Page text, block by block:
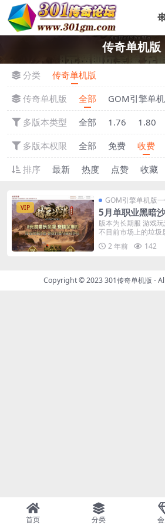
传奇单机版
分类
传奇单机版
传奇单机版
全部 GOM引擎单
多版本类型
全部 1.76 1.80
多版本权限
全部 免费
收费
排序
最新 热度 点赞 收藏
VIP
GOM引擎单机版
5月单职业黑暗
魔体-附带GM后
版本为长期服 游戏
不目前市场上的垃圾
2 年前
142
Copyright © 2023301传奇单机版 -
首页 分类